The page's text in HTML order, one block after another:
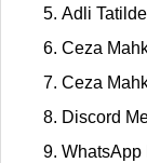
Adli
Ceza
Ceza
Discord
WhatsApp